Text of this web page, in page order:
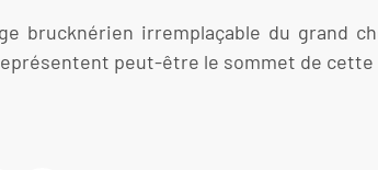
brucknérien irremplaçable du grand
peut-être le sommet de cette